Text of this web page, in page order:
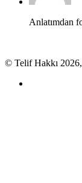
Anlatımdan
© Telif Hakkı